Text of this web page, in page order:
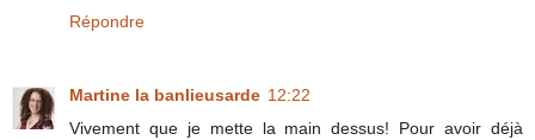
Répondre
Martine la banlieusarde 12:22
Vivement que je mette la main dessus! Pour avoir déjà